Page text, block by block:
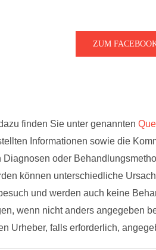
ZUM
finden Sie unter genannten
Informationen sowie die
Diagnosen oder
können unterschiedliche
und werden auch keine
wenn nicht anders angegeben
Urheber, falls erforderlich,